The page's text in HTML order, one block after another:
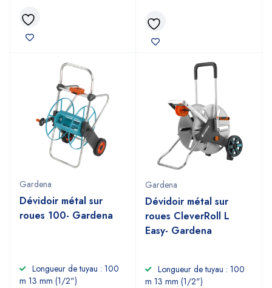
Gardena
Dévidoir métal sur
roues 100- Gardena
Longueur de tuyau : 100
m 13 mm (1/2")
Gardena
Dévidoir métal sur
roues CleverRoll L
Easy- Gardena
Longueur de tuyau : 100
m 13 mm (1/2")